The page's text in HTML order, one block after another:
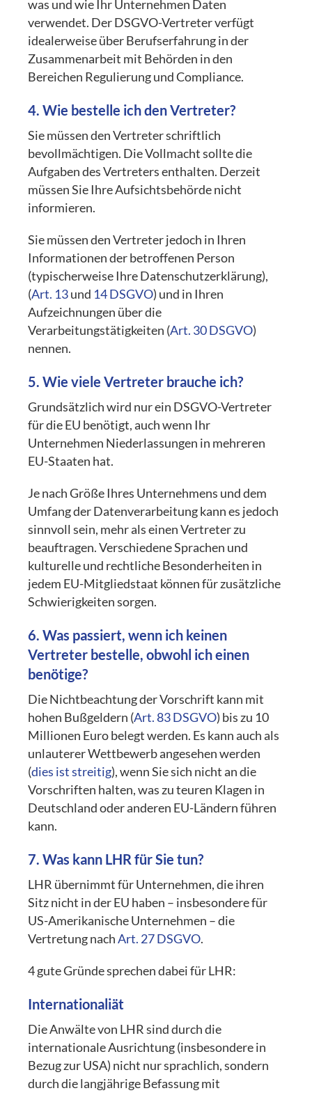
was und wie Ihr Unternehmen Daten
verwendet. Der DSGVO-Vertreter verfügt
idealerweise über Berufserfahrung in der
Zusammenarbeit mit Behörden in den
Bereichen Regulierung und Compliance.
4. Wie bestelle ich den Vertreter?
Sie müssen den Vertreter schriftlich
bevollmächtigen. Die Vollmacht sollte die
Aufgaben des Vertreters enthalten. Derzeit
müssen Sie Ihre Aufsichtsbehörde nicht
informieren.
Sie müssen den Vertreter jedoch in Ihren
Informationen der betroffenen Person
(typischerweise Ihre Datenschutzerklärung),
(Art. 13und 14 DSGVO) und in Ihren
Aufzeichnungen über die
Verarbeitungstätigkeiten (Art. 30 DSGVO)
nennen.
5. Wie viele Vertreter brauche ich?
Grundsätzlich wird nur ein DSGVO-Vertreter
für die EU benötigt, auch wenn Ihr
Unternehmen Niederlassungen in mehreren
EU-Staaten hat.
Je nach Größe Ihres Unternehmens und dem
Umfang der Datenverarbeitung kann es jedoch
sinnvoll sein, mehr als einen Vertreter zu
beauftragen. Verschiedene Sprachen und
kulturelle und rechtliche Besonderheiten in
jedem EU-Mitgliedstaat können für zusätzliche
Schwierigkeiten sorgen.
6. Was passiert, wenn ich keinen
Vertreter bestelle, obwohl ich einen
benötige?
Die Nichtbeachtung der Vorschrift kann mit
hohen Bußgeldern (Art. 83 DSGVO) bis zu 10
Millionen Euro belegt werden. Es kann auch als
unlauterer Wettbewerb angesehen werden
(dies ist streitig), wenn Sie sich nicht an die
Vorschriften halten, was zu teuren Klagen in
Deutschland oder anderen EU-Ländern führen
kann.
7. Was kann LHR für Sie tun?
LHR übernimmt für Unternehmen, die ihren
Sitz nicht in der EU haben – insbesondere für
US-Amerikanische Unternehmen – die
Vertretung nachArt. 27 DSGVO.
4 gute Gründe sprechen dabei für LHR:
Internationaliät
Die Anwälte von LHR sind durch die
internationale Ausrichtung (insbesondere in
Bezug zur USA) nicht nur sprachlich, sondern
durch die langjährige Befassung mit